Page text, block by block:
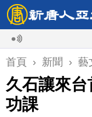
首頁 › 新聞 › 藝
久石讓來
功課